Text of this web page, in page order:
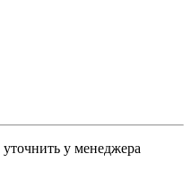
уточнить у менеджера